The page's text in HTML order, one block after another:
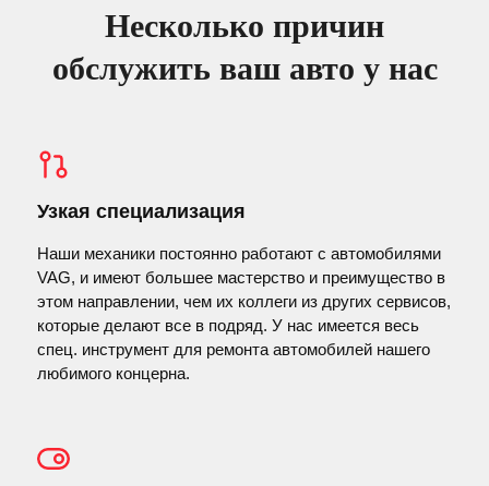
Несколько причин
обслужить ваш авто у нас
Узкая специализация
Наши механики постоянно работают с автомобилями
VAG, и имеют большее мастерство и преимущество в
этом направлении, чем их коллеги из других сервисов,
которые делают все в подряд. У нас имеется весь
спец. инструмент для ремонта автомобилей нашего
любимого концерна.